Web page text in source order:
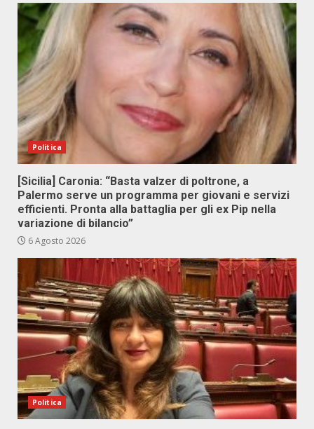
Politica
[Sicilia] Caronia: “Basta valzer di poltrone, a
Palermo serve un programma per giovani e servizi
efficienti. Pronta alla battaglia per gli ex Pip nella
variazione di bilancio”
6 Agosto 2026
Politica